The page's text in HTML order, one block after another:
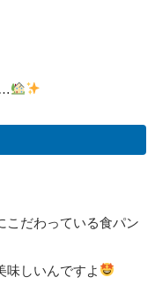
こだわっている食パン
味しいんですよ